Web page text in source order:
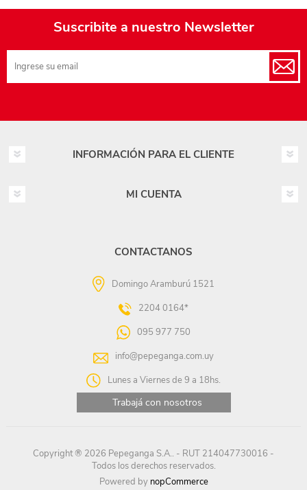
Suscribite a nuestro Newsletter
INFORMACIÓN PARA EL CLIENTE
MI CUENTA
CONTACTANOS
Domingo Aramburú 1521
2204 0164*
095 977 750
info@pepeganga.com.uy
Lunes a Viernes de 9 a 18hs.
Trabajá con nosotros
Copyright ® 2026 Pepeganga S.A.. - RUT 214047730016 -
Todos los derechos reservados.
Powered by nopCommerce